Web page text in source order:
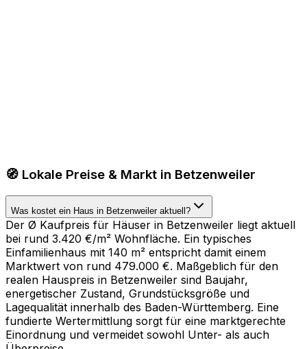
🧭 Lokale Preise & Markt in Betzenweiler
Was kostet ein Haus in Betzenweiler aktuell?
Der Ø Kaufpreis für Häuser in Betzenweiler liegt aktuell
bei rund 3.420 €/m² Wohnfläche. Ein typisches
Einfamilienhaus mit 140 m² entspricht damit einem
Marktwert von rund 479.000 €. Maßgeblich für den
realen Hauspreis in Betzenweiler sind Baujahr,
energetischer Zustand, Grundstücksgröße und
Lagequalität innerhalb des Baden-Württemberg. Eine
fundierte Wertermittlung sorgt für eine marktgerechte
Einordnung und vermeidet sowohl Unter- als auch